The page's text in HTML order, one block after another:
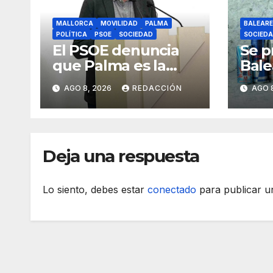
MALLORCA MOVILIDAD
PALMA
POLÍTICA
PSOE SOCIEDAD
El PSOE denuncia
que Palma es la
cuarta ciudad con
más atascos por el
«fracaso» de
AGO 8, 2026 REDACCIÓN
Se
AGO
Deja una respuesta
Lo siento, debes estar conectado para publicar